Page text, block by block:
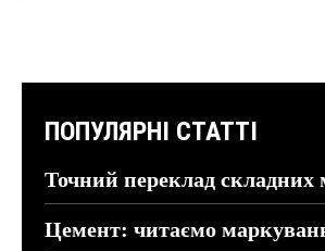
ПОПУЛЯРНІ СТАТТІ
Точний переклад складних
Цемент: читаємо